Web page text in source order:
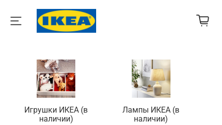
Игрушки ИКЕА (в
наличии)
Лампы ИКЕА (в
наличии)